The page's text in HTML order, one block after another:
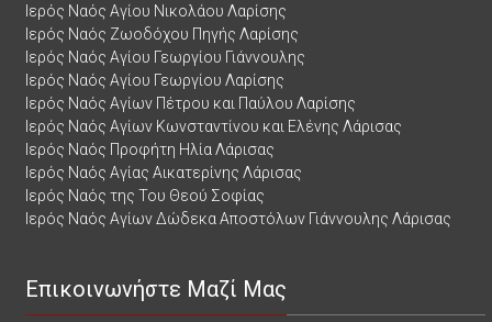
Ιερός Ναός Αγίου Νικολάου Λαρίσης
Ιερός Ναός Ζωοδόχου Πηγής Λαρίσης
Ιερός Ναός Αγίου Γεωργίου Γιάννουλης
Ιερός Ναός Αγίου Γεωργίου Λαρίσης
Ιερός Ναός Αγίων Πέτρου και Παύλου Λαρίσης
Ιερός Ναός Αγίων Κωνσταντίνου και Ελένης Λάρισας
Ιερός Ναός Προφήτη Ηλία Λάρισας
Ιερός Ναός Αγίας Αικατερίνης Λάρισας
Ιερός Ναός της Του Θεού Σοφίας
Ιερός Ναός Αγίων Δώδεκα Αποστόλων Γιάννουλης Λάρισας
Επικοινωνήστε Μαζί Μας